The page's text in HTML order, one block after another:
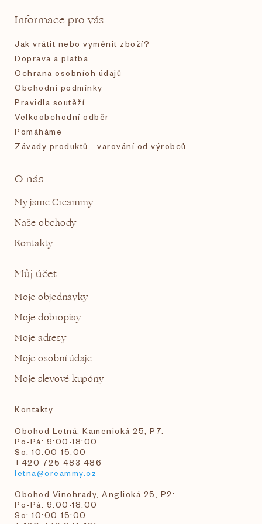
Informace pro vás
Jak vrátit nebo vyměnit zboží?
Doprava a platba
Ochrana osobních údajů
Obchodní podmínky
Pravidla soutěží
Velkoobchodní odběr
Pomáháme
Závady produktů - varování od výrobců
O nás
My jsme Creammy
Naše obchody
Kontakty
Můj účet
Moje objednávky
Moje dobropisy
Moje adresy
Moje osobní údaje
Moje slevové kupóny
Kontakty
Obchod Letná, Kamenická 25, P7:
Po-Pá: 9:00-18:00
So: 10:00-15:00
+420 725 483 486
letna@creammy.cz
Obchod Vinohrady, Anglická 25, P2:
Po-Pá: 9:00-18:00
So: 10:00-15:00